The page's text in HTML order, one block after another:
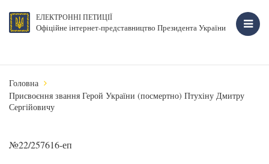
ЕЛЕКТРОННІ ПЕТИЦІЇ
Офіційне інтернет-представництво Президента України
Головна
Присвоєння звання Герой України (посмертно) Птухіну Дмитру
Сергійовичу
№22/257616-еп